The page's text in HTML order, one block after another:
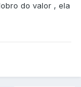
do valor , ela